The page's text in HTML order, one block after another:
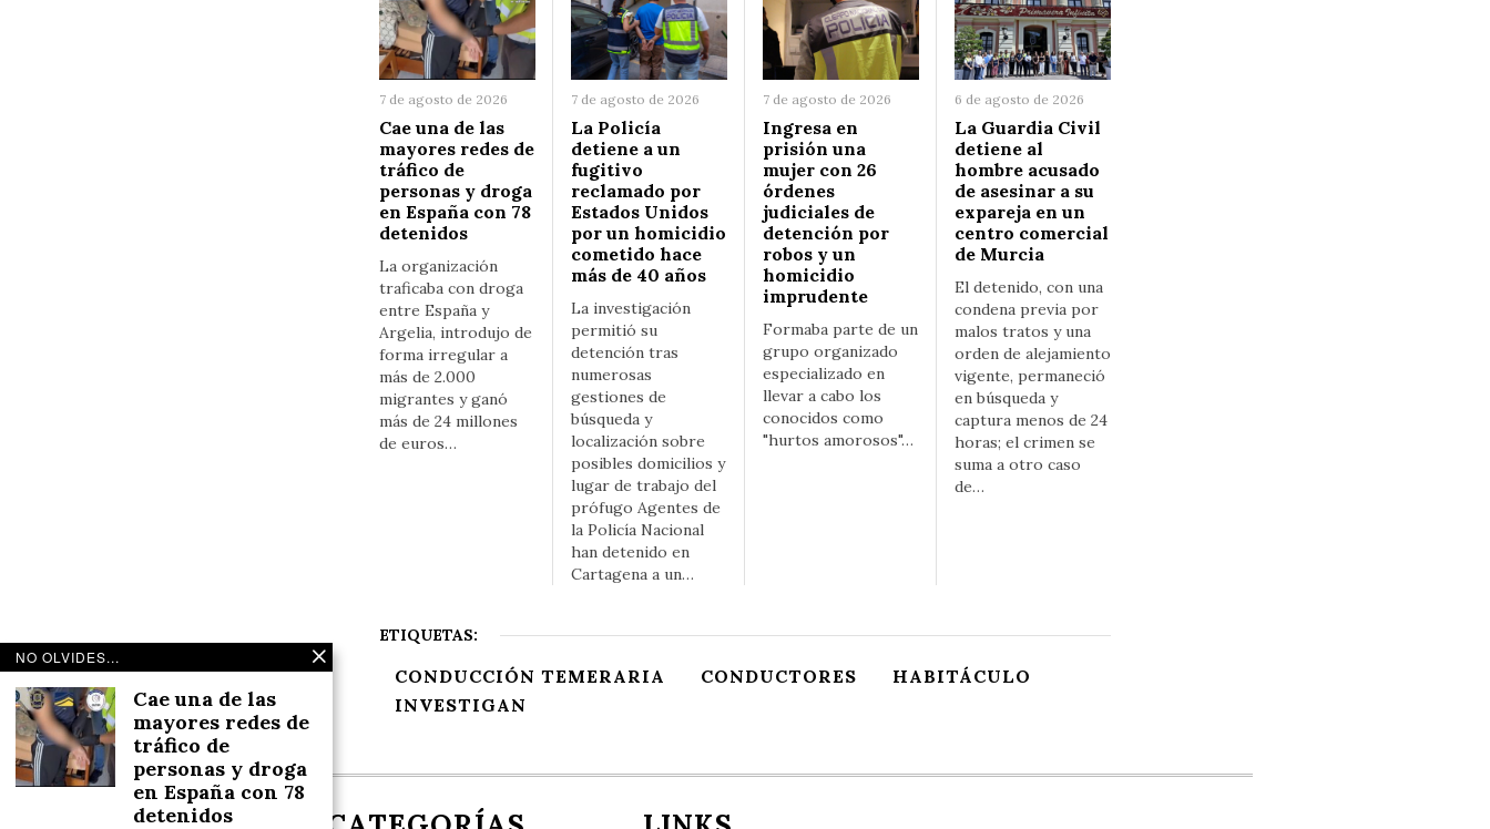
7 de agosto de 2026
Cae una de las
mayores redes de
tráfico de
personas y droga
en España con 78
detenidos
La organización
traficaba con droga
entre España y
Argelia, introdujo de
forma irregular a
más de 2.000
migrantes y ganó
más de 24 millones
de euros…
7 de agosto de 2026
La Policía
detiene a un
fugitivo
reclamado por
Estados Unidos
por un homicidio
cometido hace
más de 40 años
La investigación
permitió su
detención tras
numerosas
gestiones de
búsqueda y
localización sobre
posibles domicilios y
lugar de trabajo del
prófugo Agentes de
la Policía Nacional
han detenido en
Cartagena a un…
7 de agosto de 2026
Ingresa en
prisión una
mujer con 26
órdenes
judiciales de
detención por
robos y un
homicidio
imprudente
Formaba parte de un
grupo organizado
especializado en
llevar a cabo los
conocidos como
"hurtos amorosos"…
6 de agosto de 2026
La Guardia Civil
detiene al
hombre acusado
de asesinar a su
expareja en un
centro comercial
de Murcia
El detenido, con una
condena previa por
malos tratos y una
orden de alejamiento
vigente, permaneció
en búsqueda y
captura menos de 24
horas; el crimen se
suma a otro caso
de…
ETIQUETAS:
CONDUCCIÓN TEMERARIA CONDUCTORES
HABITÁCULO
INVESTIGAN
NO OLVIDES...
Cae una de las
mayores redes de
tráfico de
personas y droga
en España con 78
detenidos